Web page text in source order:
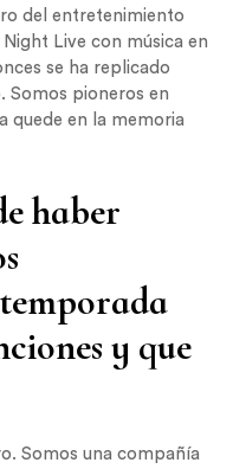
del entretenimiento
Live con música en
se ha replicado
Somos pioneros en
quede en la memoria
haber
y que
Somos una compañía